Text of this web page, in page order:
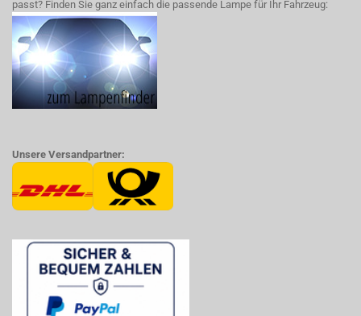
passt? Finden Sie ganz einfach die passende Lampe für Ihr Fahrzeug:
Unsere Versandpartner: